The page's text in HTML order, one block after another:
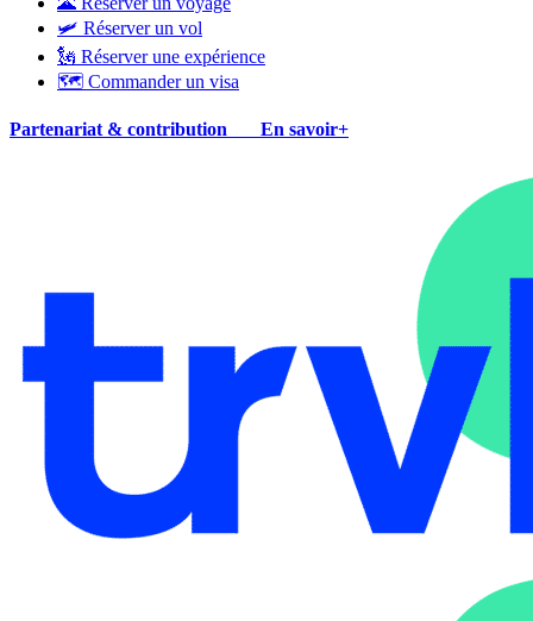
🛩 Réserver un vol
🗽 Réserver une expérience
🗺 Commander un visa
Partenariat & contribution En savoir+